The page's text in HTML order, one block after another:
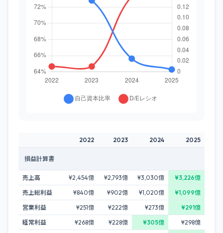
2022 2023 2024 2025
損益計算書
売上高 ¥2,454億 ¥2,793億 ¥3,030億
¥3,226億
売上総利益
¥840億 ¥902億 ¥1,020億
¥1,099億
営業利益
¥251億 ¥222億 ¥273億
¥291億
経常利益
¥268億 ¥228億 ¥305億
¥298億